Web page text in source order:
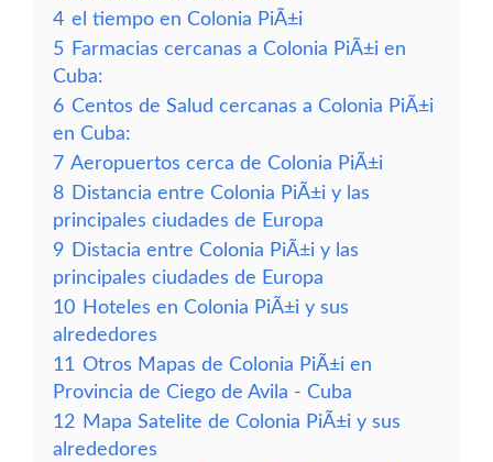
4 el tiempo en Colonia PiÃ±i
5 Farmacias cercanas a Colonia PiÃ±i en
Cuba:
6 Centos de Salud cercanas a Colonia PiÃ±i
en Cuba:
7 Aeropuertos cerca de Colonia PiÃ±i
8 Distancia entre Colonia PiÃ±i y las
principales ciudades de Europa
9 Distacia entre Colonia PiÃ±i y las
principales ciudades de Europa
10 Hoteles en Colonia PiÃ±i y sus
alrededores
11 Otros Mapas de Colonia PiÃ±i en
Provincia de Ciego de Avila - Cuba
12 Mapa Satelite de Colonia PiÃ±i y sus
alrededores